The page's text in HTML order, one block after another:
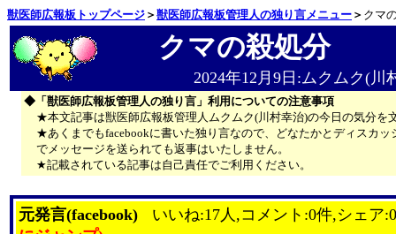
獣医師広報板トップページ ＞ 獣医師広報板管理人の独り言メニュー ＞ クマ
クマの殺処分
2024年12月9日:ムクムク(川
◆「獣医師広報板管理人の独り言」利用についての注意事項
★本文記事は獣医師広報板管理人ムクムク(川村幸治)の今日の気分を
★あくまでもfacebookに書いた独り言なので、どなたかとディスカ
でメッセージを送られても返事はいたしません。
★記載されている記事は自己責任でご利用ください。
元発言(facebook)
いいね:17人,コメント:0件,シェア